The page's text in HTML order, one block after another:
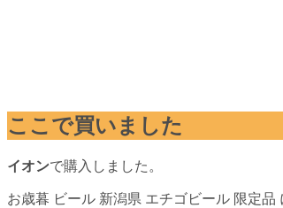
ここで買いました
イオンで購入しました。
お歳暮 ビール 新潟県 エチゴビール 限定